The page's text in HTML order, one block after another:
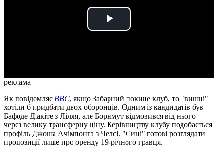
Play
реклама
Як повідомляє BBC, якщо Забарний покине клуб, то "вишні"
хотіли б придбати двох оборонців. Одним із кандидатів був
Бафоде Діакіте з Лілля, але Борнмут відмовився від нього
через велику трансферну ціну. Керівництву клубу подобається
профіль Джоша Ачімпонга з Челсі. "Сині" готові розглядати
пропозиції лише про оренду 19-річного гравця.